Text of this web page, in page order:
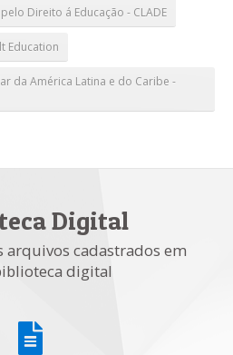
Direito á Educação - CLADE
Education
da América Latina e do Caribe -
Digital
arquivos cadastrados em
digital